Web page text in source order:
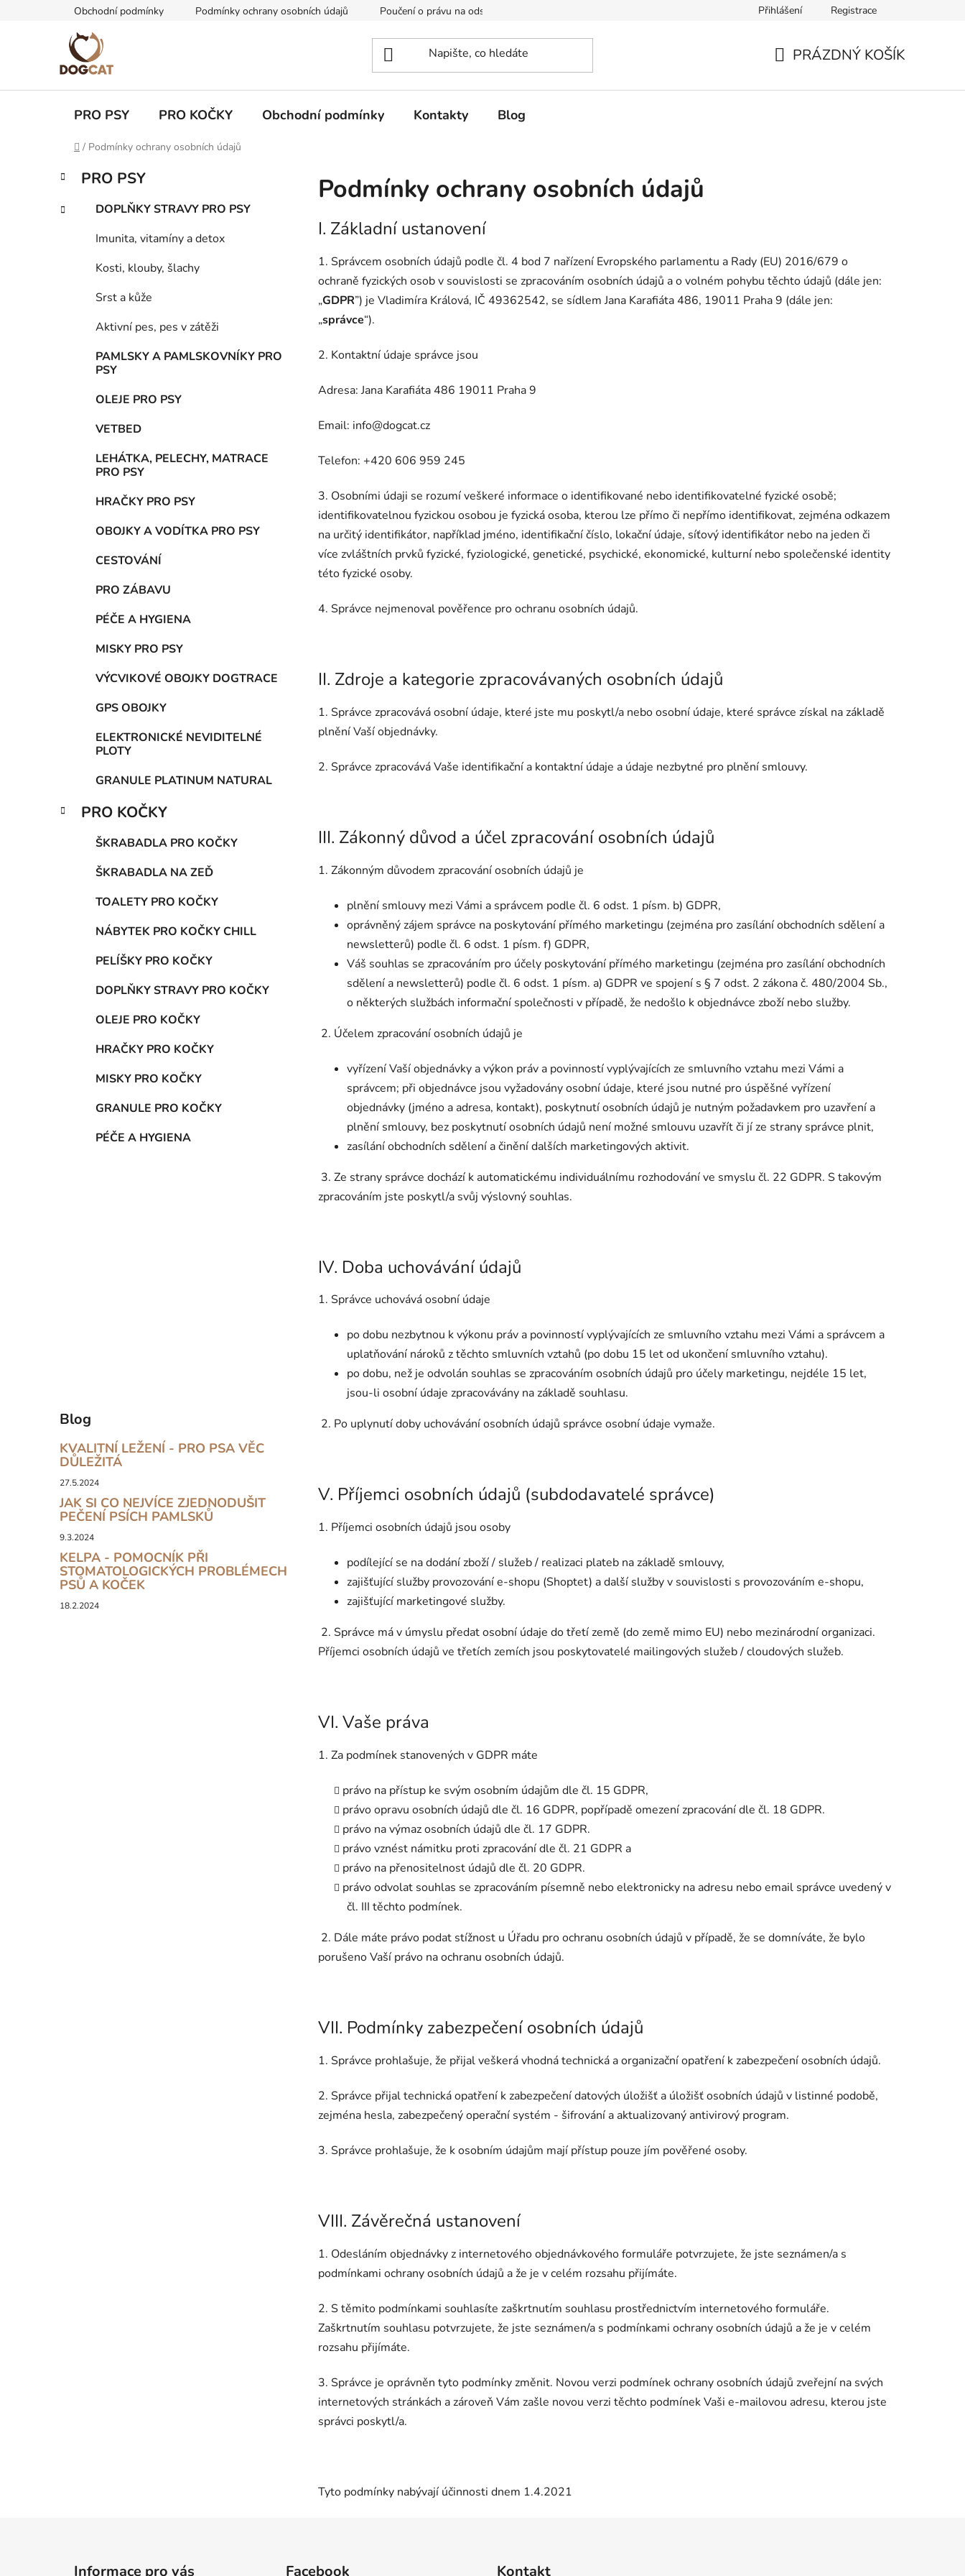
Obchodní podmínky Podmínky ochrany osobních údajů Poučení o právu na odstoupení od smlouvy Formulář pro odstoupení od smlouvyPřihlášení Registrace
PRÁZDNÝ KOŠÍK
PRO PSY PRO KOČKY Obchodní podmínky Kontakty Blog
Domů
/ Podmínky ochrany osobních údajů
P
s
Přeskočit
kategorie
K
a
e
PRO PSY
DOPLŇKY STRAVY PRO PSY
Imunita, vitamíny a detox
Kosti, klouby, šlachy
Srst a kůže
Aktivní pes, pes v zátěži
PAMLSKY A PAMLSKOVNÍKY PRO
PSY
OLEJE PRO PSY
VETBED
LEHÁTKA, PELECHY, MATRACE
PRO PSY
HRAČKY PRO PSY
OBOJKY A VODÍTKA PRO PSY
CESTOVÁNÍ
PRO ZÁBAVU
PÉČE A HYGIENA
MISKY PRO PSY
VÝCVIKOVÉ OBOJKY DOGTRACE
GPS OBOJKY
ELEKTRONICKÉ NEVIDITELNÉ
PLOTY
GRANULE PLATINUM NATURAL
PRO KOČKY
ŠKRABADLA PRO KOČKY
ŠKRABADLA NA ZEĎ
TOALETY PRO KOČKY
NÁBYTEK PRO KOČKY CHILL
PELÍŠKY PRO KOČKY
DOPLŇKY STRAVY PRO KOČKY
OLEJE PRO KOČKY
HRAČKY PRO KOČKY
MISKY PRO KOČKY
GRANULE PRO KOČKY
PÉČE A HYGIENA
Blog
KVALITNÍ LEŽENÍ - PRO PSA VĚC
DŮLEŽITÁ
27.5.2024
JAK SI CO NEJVÍCE ZJEDNODUŠIT
PEČENÍ PSÍCH PAMLSKŮ
9.3.2024
KELPA - POMOCNÍK PŘI
STOMATOLOGICKÝCH PROBLÉMECH
PSŮ A KOČEK
18.2.2024
Podmínky ochrany osobních údajů
I. Základní ustanovení
1. Správcem osobních údajů podle čl. 4 bod 7 nařízení Evropského parlamentu a Rady (EU) 2016/679 o
ochraně fyzických osob v souvislosti se zpracováním osobních údajů a o volném pohybu těchto údajů (dále jen:
„GDPR”) je Vladimíra Králová, IČ 49362542, se sídlem Jana Karafiáta 486, 19011 Praha 9 (dále jen:
„správce“).
2. Kontaktní údaje správce jsou
Adresa: Jana Karafiáta 486 19011 Praha 9
Email: info@dogcat.cz
Telefon: +420 606 959 245
3. Osobními údaji se rozumí veškeré informace o identifikované nebo identifikovatelné fyzické osobě;
identifikovatelnou fyzickou osobou je fyzická osoba, kterou lze přímo či nepřímo identifikovat, zejména odkazem
na určitý identifikátor, například jméno, identifikační číslo, lokační údaje, síťový identifikátor nebo na jeden či
více zvláštních prvků fyzické, fyziologické, genetické, psychické, ekonomické, kulturní nebo společenské identity
této fyzické osoby.
4. Správce nejmenoval pověřence pro ochranu osobních údajů.
II. Zdroje a kategorie zpracovávaných osobních údajů
1. Správce zpracovává osobní údaje, které jste mu poskytl/a nebo osobní údaje, které správce získal na základě
plnění Vaší objednávky.
2. Správce zpracovává Vaše identifikační a kontaktní údaje a údaje nezbytné pro plnění smlouvy.
III. Zákonný důvod a účel zpracování osobních údajů
1. Zákonným důvodem zpracování osobních údajů je
plnění smlouvy mezi Vámi a správcem podle čl. 6 odst. 1 písm. b) GDPR,
oprávněný zájem správce na poskytování přímého marketingu (zejména pro zasílání obchodních sdělení a
newsletterů) podle čl. 6 odst. 1 písm. f) GDPR,
Váš souhlas se zpracováním pro účely poskytování přímého marketingu (zejména pro zasílání obchodních
sdělení a newsletterů) podle čl. 6 odst. 1 písm. a) GDPR ve spojení s § 7 odst. 2 zákona č. 480/2004 Sb.,
o některých službách informační společnosti v případě, že nedošlo k objednávce zboží nebo služby.
2. Účelem zpracování osobních údajů je
vyřízení Vaší objednávky a výkon práv a povinností vyplývajících ze smluvního vztahu mezi Vámi a
správcem; při objednávce jsou vyžadovány osobní údaje, které jsou nutné pro úspěšné vyřízení
objednávky (jméno a adresa, kontakt), poskytnutí osobních údajů je nutným požadavkem pro uzavření a
plnění smlouvy, bez poskytnutí osobních údajů není možné smlouvu uzavřít či jí ze strany správce plnit,
zasílání obchodních sdělení a činění dalších marketingových aktivit.
3. Ze strany správce dochází k automatickému individuálnímu rozhodování ve smyslu čl. 22 GDPR. S takovým
zpracováním jste poskytl/a svůj výslovný souhlas.
IV. Doba uchovávání údajů
1. Správce uchovává osobní údaje
po dobu nezbytnou k výkonu práv a povinností vyplývajících ze smluvního vztahu mezi Vámi a správcem a
uplatňování nároků z těchto smluvních vztahů (po dobu 15 let od ukončení smluvního vztahu).
po dobu, než je odvolán souhlas se zpracováním osobních údajů pro účely marketingu, nejdéle 15 let,
jsou-li osobní údaje zpracovávány na základě souhlasu.
2. Po uplynutí doby uchovávání osobních údajů správce osobní údaje vymaže.
V. Příjemci osobních údajů (subdodavatelé správce)
1. Příjemci osobních údajů jsou osoby
podílející se na dodání zboží / služeb / realizaci plateb na základě smlouvy,
zajišťující služby provozování e-shopu (Shoptet) a další služby v souvislosti s provozováním e-shopu,
zajišťující marketingové služby.
2. Správce má v úmyslu předat osobní údaje do třetí země (do země mimo EU) nebo mezinárodní organizaci.
Příjemci osobních údajů ve třetích zemích jsou poskytovatelé mailingových služeb / cloudových služeb.
VI. Vaše práva
1. Za podmínek stanovených v GDPR máte
právo na přístup ke svým osobním údajům dle čl. 15 GDPR,
právo opravu osobních údajů dle čl. 16 GDPR, popřípadě omezení zpracování dle čl. 18 GDPR.
právo na výmaz osobních údajů dle čl. 17 GDPR.
právo vznést námitku proti zpracování dle čl. 21 GDPR a
právo na přenositelnost údajů dle čl. 20 GDPR.
právo odvolat souhlas se zpracováním písemně nebo elektronicky na adresu nebo email správce uvedený v
čl. III těchto podmínek.
2. Dále máte právo podat stížnost u Úřadu pro ochranu osobních údajů v případě, že se domníváte, že bylo
porušeno Vaší právo na ochranu osobních údajů.
VII. Podmínky zabezpečení osobních údajů
1. Správce prohlašuje, že přijal veškerá vhodná technická a organizační opatření k zabezpečení osobních údajů.
2. Správce přijal technická opatření k zabezpečení datových úložišť a úložišť osobních údajů v listinné podobě,
zejména hesla, zabezpečený operační systém - šifrování a aktualizovaný antivirový program.
3. Správce prohlašuje, že k osobním údajům mají přístup pouze jím pověřené osoby.
VIII. Závěrečná ustanovení
1. Odesláním objednávky z internetového objednávkového formuláře potvrzujete, že jste seznámen/a s
podmínkami ochrany osobních údajů a že je v celém rozsahu přijímáte.
2. S těmito podmínkami souhlasíte zaškrtnutím souhlasu prostřednictvím internetového formuláře.
Zaškrtnutím souhlasu potvrzujete, že jste seznámen/a s podmínkami ochrany osobních údajů a že je v celém
rozsahu přijímáte.
3. Správce je oprávněn tyto podmínky změnit. Novou verzi podmínek ochrany osobních údajů zveřejní na svých
internetových stránkách a zároveň Vám zašle novou verzi těchto podmínek Vaši e-mailovou adresu, kterou jste
správci poskytl/a.
Tyto podmínky nabývají účinnosti dnem 1.4.2021
Informace pro vás Facebook Kontakt